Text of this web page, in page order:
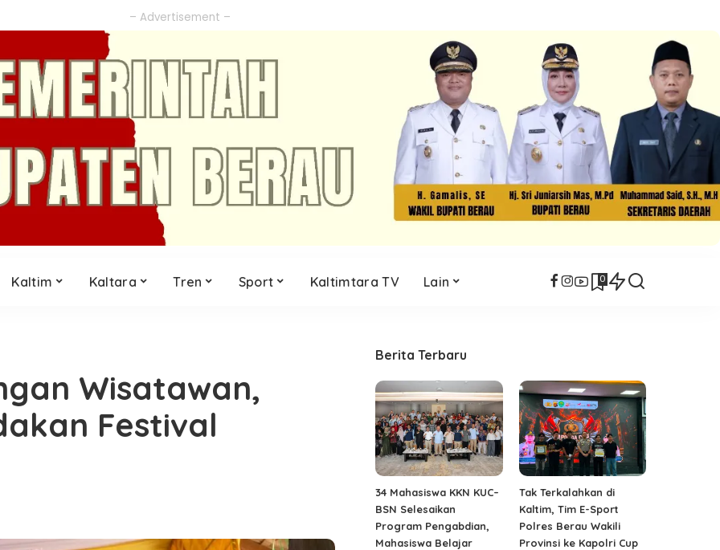
– Advertisement –
Kaltim Kaltara Tren Sport Kaltimtara TV Lain 0
Wisatawan,
Festival
Berita Terbaru
34 Mahasiswa KKN KUC–
BSN Selesaikan
Program Pengabdian,
Mahasiswa Belajar
Tak Terkalahkan di
Kaltim, Tim E-Sport
Polres Berau Wakili
Provinsi ke Kapolri Cup